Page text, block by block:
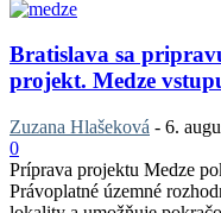
Bratislava sa
projekt. Medze
Zuzana Hlašeková - 6.
0
Príprava projektu Medze
Právoplatné územné